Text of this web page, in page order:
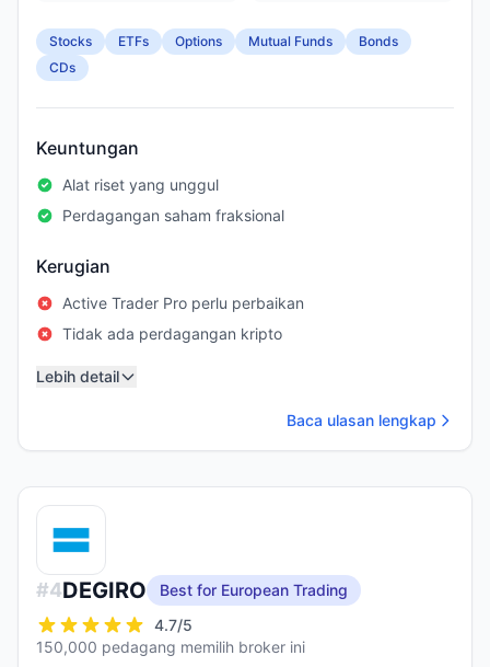
Stocks ETFs Options Mutual Funds
Bonds
CDs
Keuntungan
Alat riset yang unggul
Perdagangan saham fraksional
Kerugian
Active Trader Pro perlu perbaikan
Tidak ada perdagangan kripto
Lebih detail
Baca ulasan lengkap
#4DEGIRO
Best for European Trading
4.7/5
150,000 pedagang memilih broker ini